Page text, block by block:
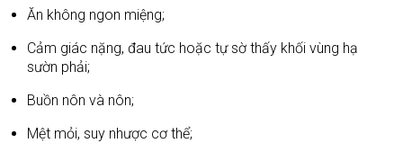
Ăn không ngon miệng;
Cảm giác nặng, đau tức hoặc tự sờ thấy khối vùng hạ
sườn phải;
Buồn nôn và nôn;
Mệt mỏi, suy nhược cơ thể;